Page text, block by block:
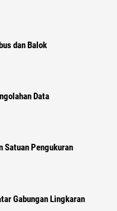
dan Balok
Data
Satuan Pengukuran
Gabungan Lingkaran